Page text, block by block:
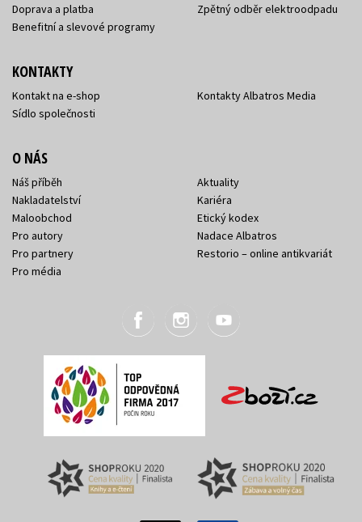
Doprava a platba
Benefitní a slevové programy
Zpětný odběr elektroodpadu
KONTAKTY
Kontakt na e-shop
Sídlo společnosti
Kontakty Albatros Media
O NÁS
Náš příběh
Nakladatelství
Maloobchod
Pro autory
Pro partnery
Pro média
Aktuality
Kariéra
Etický kodex
Nadace Albatros
Restorio – online antikvariát